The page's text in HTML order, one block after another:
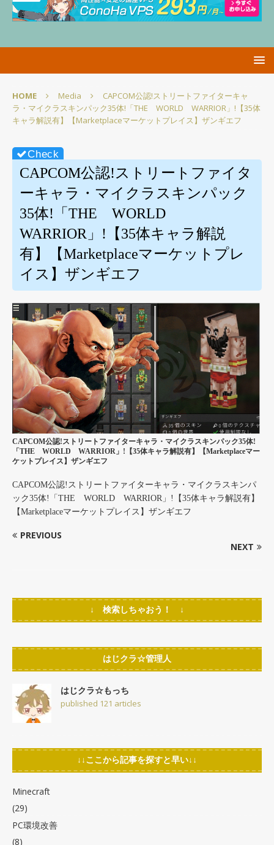
HOME Media
CAPCOM公認!ストリートファイターキャ
ラ・マイクラスキンパック35体!「THE WORLD WARRIOR」!【35体
キャラ解説有】【Marketplaceマーケットプレイス】ザンギエフ
CAPCOM公認!ストリートファイタ
ーキャラ・マイクラスキンパック
35体!「THE WORLD
WARRIOR」!【35体キャラ解説
有】【Marketplaceマーケットプレ
イス】ザンギエフ
CAPCOM公認!ストリートファイターキャラ・マイクラスキンパック35体!
「THE WORLD WARRIOR」!【35体キャラ解説有】【Marketplaceマー
ケットプレイス】ザンギエフ
CAPCOM公認!ストリートファイターキャラ・マイクラスキンパ
ック35体!「THE WORLD WARRIOR」!【35体キャラ解説有】
【Marketplaceマーケットプレイス】ザンギエフ
PREVIOUS
NEXT
↓ 検索しちゃおう！ ↓
はじクラ☆管理人
はじクラ☆もっち
published 121 articles
↓↓ここから記事を探すと早い↓↓
Minecraft
(29)
PC環境改善
(8)